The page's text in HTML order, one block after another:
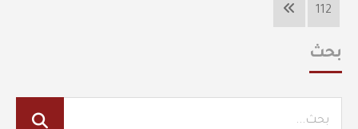
112
بحث